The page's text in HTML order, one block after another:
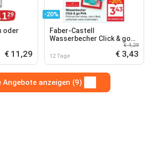
oder
€ 11,29
-20%
Faber-Castell
Wasserbecher Click & go
12 Tage
€ 4,29
€ 3,43
Angebote anzeigen (9)